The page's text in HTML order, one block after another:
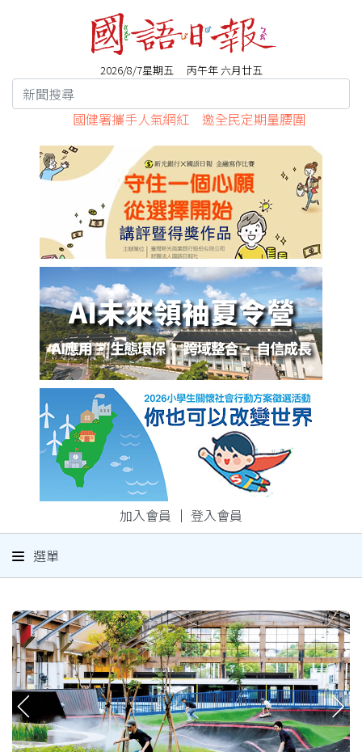
2026/8/7星期五 丙午年 六月廿五
國健署攜手人氣網紅 邀全民定期量腰圍
加入會員 ｜ 登入會員
選單